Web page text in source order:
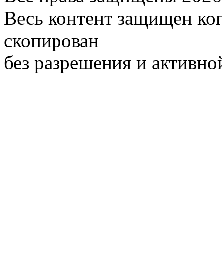
Весь контент защищен
скопирован
без разрешения и